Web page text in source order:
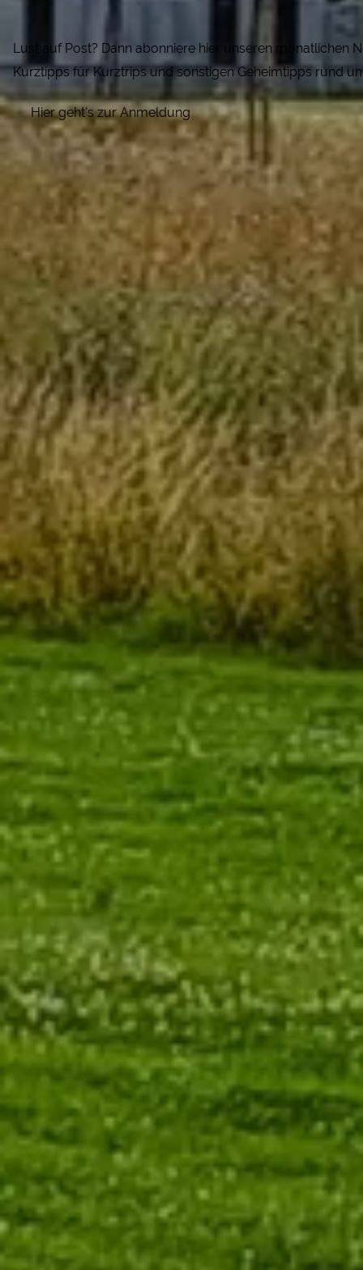
Lust auf Post? Dann abonniere hier unseren monatlichen
Kurztipps für Kurztrips und sonstigen Geheimtipps rund
Hier geht's zur Anmeldung